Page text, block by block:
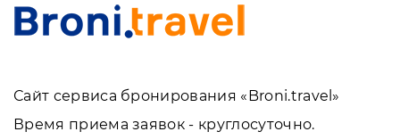
Сайт сервиса бронирования «Broni.travel»
Время приема заявок - круглосуточно.